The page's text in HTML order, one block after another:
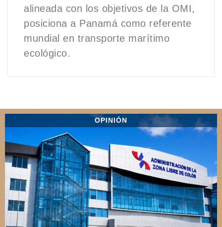
alineada con los objetivos de la OMI,
posiciona a Panamá como referente
mundial en transporte marítimo
ecológico.
OPINIÓN